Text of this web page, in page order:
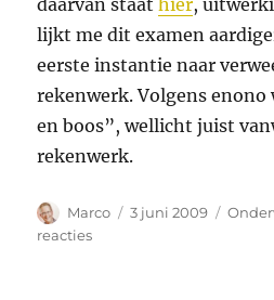
daarvan staathier,
lijkt me dit examen
eerste instantie naar
rekenwerk. Volgens enono
en boos”, wellicht juist
rekenwerk.
Auteur
Marco
Geplaatst
3 juni 2009
reactiesop